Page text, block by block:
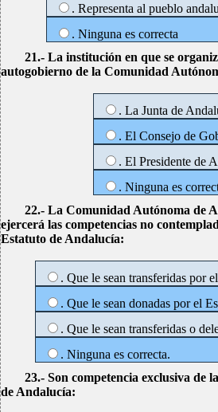
. Representa al pueblo
. Ninguna es correcta
21.- La institución en que se
autogobierno de la Comunidad
. La Junta de
. El Consejo de
. El Presidente de
. Ninguna es
22.- La Comunidad Autónoma de
ejercerá las competencias no
Estatuto de Andalucía:
. Que le sean transferidas por
. Que le sean donadas por el
. Que le sean transferidas o
. Ninguna es correcta.
23.- Son competencia exclusiva de
de Andalucía: